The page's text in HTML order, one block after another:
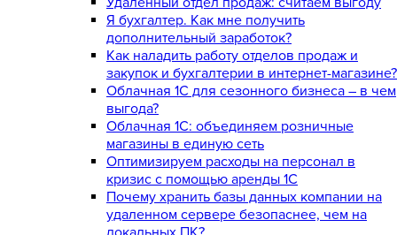
Я бухгалтер. Как мне получить
дополнительный заработок?
Как наладить работу отделов продаж и
закупок и бухгалтерии в интернет-магазине?
Облачная 1С для сезонного бизнеса – в чем
выгода?
Облачная 1С: объединяем розничные
магазины в единую сеть
Оптимизируем расходы на персонал в
кризис с помощью аренды 1С
Почему хранить базы данных компании на
удаленном сервере безопаснее, чем на